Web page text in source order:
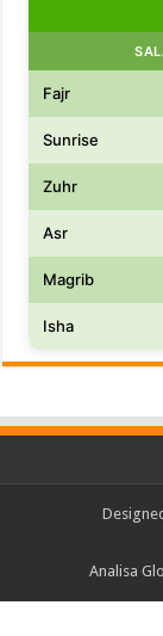
Fajr
Sunrise
Zuhr
Asr
Magrib
Isha
Analisa